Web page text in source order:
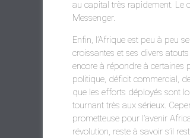
au capital très rapidement. Le
Messenger.
Enfin, l’Afrique est peu à peu
croissantes et ses divers
encore à répondre à certaines
politique, déficit commercial,
que les efforts déployés sont
tournant très aux sérieux.
prometteuse pour l’avenir
révolution, reste à savoir s’il